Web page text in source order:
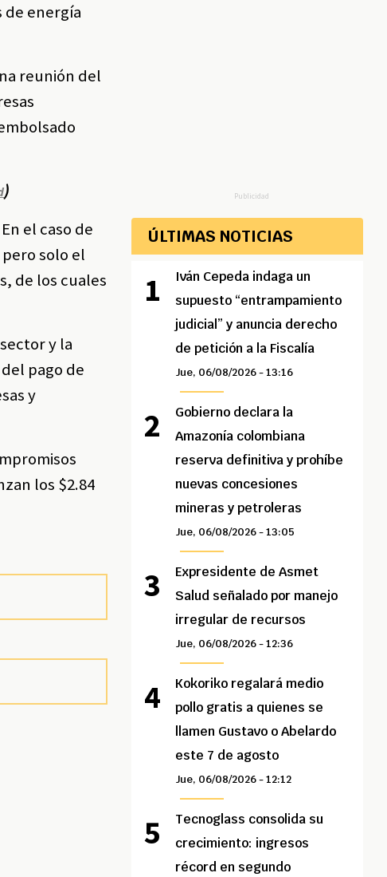
de energía
reunión del
)
el caso de
solo el
de los cuales
y la
pago de
y
los $2.84
Publicidad
ÚLTIMAS NOTICIAS
Iván Cepeda indaga un
supuesto “entrampamiento
judicial” y anuncia derecho
de petición a la Fiscalía
Jue, 06/08/2026 - 13:16
Gobierno declara la
Amazonía colombiana
reserva definitiva y prohíbe
nuevas concesiones
mineras y petroleras
Jue, 06/08/2026 - 13:05
Expresidente de Asmet
Salud señalado por manejo
irregular de recursos
Jue, 06/08/2026 - 12:36
Kokoriko regalará medio
pollo gratis a quienes se
llamen Gustavo o Abelardo
este 7 de agosto
Jue, 06/08/2026 - 12:12
Tecnoglass consolida su
crecimiento: ingresos
récord en segundo